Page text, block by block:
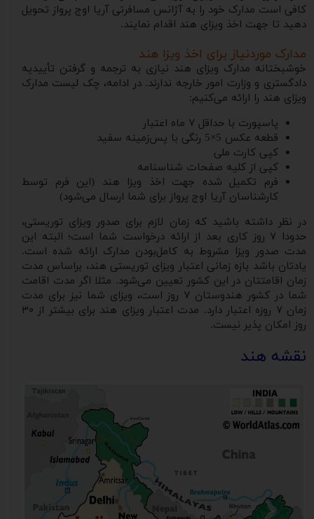
کافی است مدارک خود را به آژانس مسافرتی آریا اوج پرواز تحویل
دهید تا جهت اخذ ویزای هند اقدام نمایند.
مدارک موردنیاز برای اخذ ویزا هند
خوشبختانه مدارک ویزای هند نیازی به ترجمه و گرفتن تأییدیه
دادگستری و وزارت امور خارجه ندارند. در ادامه، چک‌ لیست مدارک
ویزای هند را ارائه می‌کنیم:
پاسپورت با حداقل ۷ ماه اعتبار
قطعه عکس 5×5 رنگی با پس‌زمینه سفید
کپی کارت ملی
کپی از کلیه صفحات شناسنامه
فرم تکمیل شده جهت اخذ ویزا هند (این فرم توسط
کارشناسان آریا اوج پرواز برای شما ارسال می‌شود)
در نظر داشته باشید که زمان لازم برای صدور ویزای توریستی،
حدودا ۷ روز کاری بعد از ارائه درخواست شما است؛ البته این
مدت صدور ویزا مشروط به کامل‌بودن مدارک ارائه شده است.
یادتان باشد بازه زمانی اعتبار ویزای توریستی هند، براساس مدت
زمان اقامتتان در این کشور تعیین می‌شود. مثلا اگر مدت اقامت
شما در کشور هندوستان ۷ روز است، ویزای شما نیز برای مدت
زمان ۷ روزه اعتبار دارد. مدت اعتبار ویزای هند برای بیشتر از ۳۰
روز امکان پذیر نیست.
نقشه هند